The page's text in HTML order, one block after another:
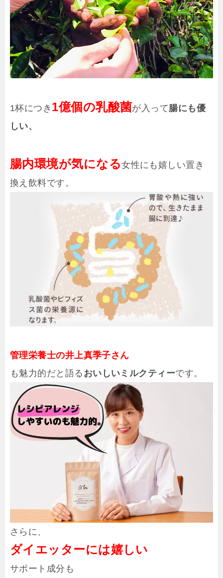
1杯につき 1億個の乳酸菌が入って腸にも優
しい、
腸内環境が気になる女性にも嬉しい置き
換え飲料です。
管理栄養士の井上真季子さん
も魅力的だと語る おいしいミルクティーです。
さらに、
ダイエッターには嬉しい
サポート成分も